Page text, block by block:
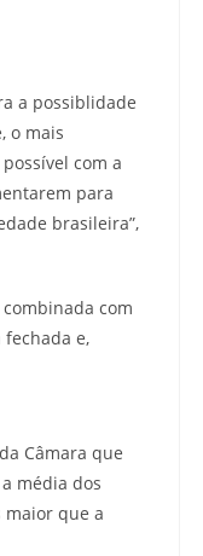
a possiblidade
o mais
com a
para
brasileira”,
com
e,
Câmara que
média dos
maior que a